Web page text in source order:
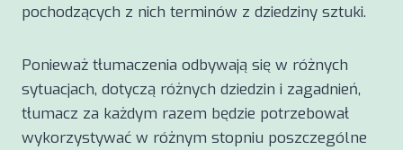
pochodzących z nich terminów z dziedziny sztuki.
Ponieważ tłumaczenia odbywają się w różnych
sytuacjach, dotyczą różnych dziedzin i zagadnień,
tłumacz za każdym razem będzie potrzebował
wykorzystywać w różnym stopniu poszczególne